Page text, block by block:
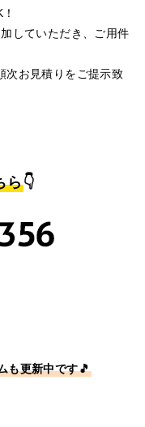
していただき、ご用件
次お見積りをご提示致
ら👇
も更新中です🎵